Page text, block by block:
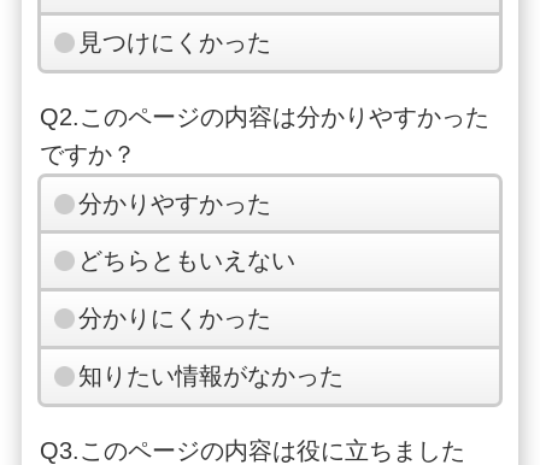
口
見つけにくかった
Q2.このページの内容は分かりやすかった
ですか？
分かりやすかった
どちらともいえない
分かりにくかった
知りたい情報がなかった
Q3.このページの内容は役に立ちました